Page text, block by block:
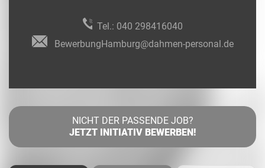
Tel.: 040 298416040
BewerbungHamburg@dahmen-personal.de
NICHT DER PASSENDE JOB?
JETZT INITIATIV BEWERBEN!